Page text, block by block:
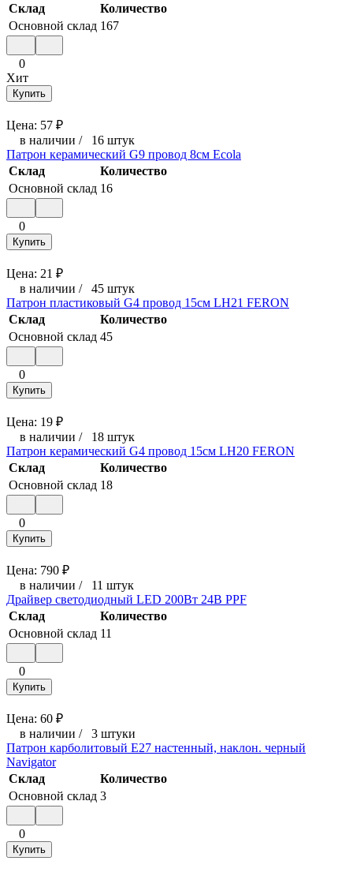
Склад
Количество
Основной склад 167
0
Хит
Купить
Цена: 57 ₽
в наличии / 16 штук
Патрон керамический G9 провод 8см Ecola
Склад
Количество
Основной склад 16
0
Купить
Цена: 21 ₽
в наличии / 45 штук
Патрон пластиковый G4 провод 15см LH21 FERON
Склад
Количество
Основной склад 45
0
Купить
Цена: 19 ₽
в наличии / 18 штук
Патрон керамический G4 провод 15см LH20 FERON
Склад
Количество
Основной склад 18
0
Купить
Цена: 790 ₽
в наличии / 11 штук
Драйвер светодиодный LED 200Вт 24В PPF
Склад
Количество
Основной склад 11
0
Купить
Цена: 60 ₽
в наличии / 3 штуки
Патрон карболитовый Е27 настенный, наклон. черный
Navigator
Склад
Количество
Основной склад 3
0
Купить